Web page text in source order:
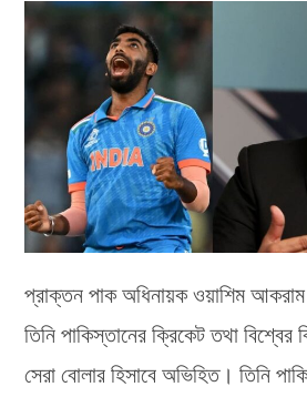
প্রাক্তন পাক অধিনায়ক ওয়াশিম
তিনি পাকিস্তানের ক্রিকেট তথা
সেরা বোলার হিসাবে অভিহিত। তিনি